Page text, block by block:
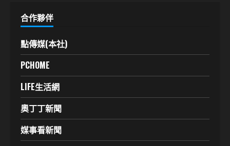
合作夥伴
點傳媒(本社)
PCHOME
LIFE生活網
奧丁丁新聞
媒事看新聞